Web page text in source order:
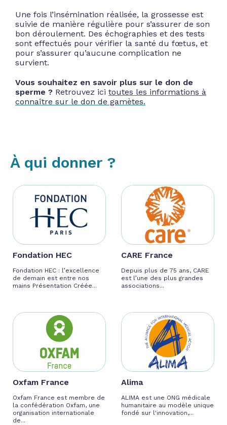
Une fois l’insémination réalisée, la grossesse est
suivie de manière régulière pour s’assurer de son
bon déroulement. Des échographies et des tests
sont effectués pour vérifier la santé du fœtus, et
pour s’assurer qu’aucune complication ne
survient.
Vous souhaitez en savoir plus sur le don de
sperme ? Retrouvez ici toutes les informations à
connaître sur le don de gamètes.
À qui donner ?
Fondation HEC
Fondation HEC : l’excellence
de demain est entre nos
mains Présentation Créée...
CARE France
Depuis plus de 75 ans, CARE
est l’une des plus grandes
associations...
Oxfam France
Oxfam France est membre de
la confédération Oxfam, une
organisation internationale
de...
Alima
ALIMA est une ONG médicale
humanitaire au modèle unique
fondé sur l'innovation,...